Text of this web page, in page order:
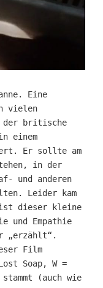
Eine
vielen
der britische
einem
Er sollte am
in der
und anderen
Leider kam
ist dieser kleine
und Empathie
„erzählt“.
Film
Soap, W =
(auch wie